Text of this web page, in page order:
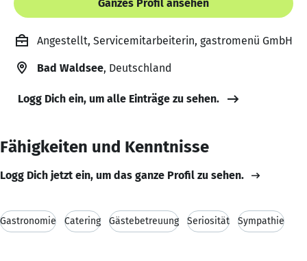
Ganzes Profil ansehen
Angestellt, Servicemitarbeiterin, gastromenü GmbH
Bad Waldsee, Deutschland
Logg Dich ein, um alle Einträge zu sehen.
Fähigkeiten und Kenntnisse
Logg Dich jetzt ein, um das ganze Profil zu sehen.
Gastronomie Catering Gästebetreuung Seriosität Sympathie